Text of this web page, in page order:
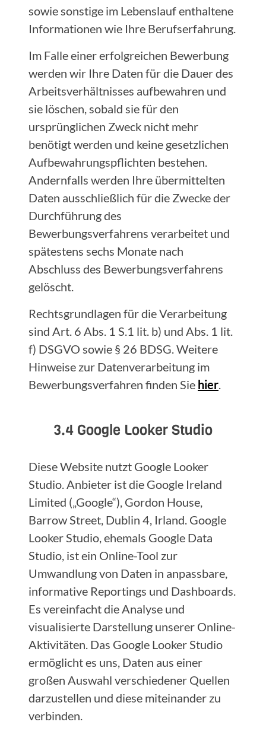
sowie sonstige im Lebenslauf enthaltene
Informationen wie Ihre Berufserfahrung.
Im Falle einer erfolgreichen Bewerbung
werden wir Ihre Daten für die Dauer des
Arbeitsverhältnisses aufbewahren und
sie löschen, sobald sie für den
ursprünglichen Zweck nicht mehr
benötigt werden und keine gesetzlichen
Aufbewahrungspflichten bestehen.
Andernfalls werden Ihre übermittelten
Daten ausschließlich für die Zwecke der
Durchführung des
Bewerbungsverfahrens verarbeitet und
spätestens sechs Monate nach
Abschluss des Bewerbungsverfahrens
gelöscht.
Rechtsgrundlagen für die Verarbeitung
sind Art. 6 Abs. 1 S.1 lit. b) und Abs. 1 lit.
f) DSGVO sowie § 26 BDSG. Weitere
Hinweise zur Datenverarbeitung im
Bewerbungsverfahren finden Sie hier.
3.4 Google Looker Studio
Diese Website nutzt Google Looker
Studio. Anbieter ist die Google Ireland
Limited („Google“), Gordon House,
Barrow Street, Dublin 4, Irland. Google
Looker Studio, ehemals Google Data
Studio, ist ein Online-Tool zur
Umwandlung von Daten in anpassbare,
informative Reportings und Dashboards.
Es vereinfacht die Analyse und
visualisierte Darstellung unserer Online-
Aktivitäten. Das Google Looker Studio
ermöglicht es uns, Daten aus einer
großen Auswahl verschiedener Quellen
darzustellen und diese miteinander zu
verbinden.